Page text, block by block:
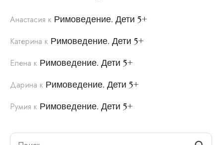
Анастасия к Римоведение. Дети 5+
Катерина к Римоведение. Дети 5+
Елена к Римоведение. Дети 5+
Дарина к Римоведение. Дети 5+
Румия к Римоведение. Дети 5+
Search